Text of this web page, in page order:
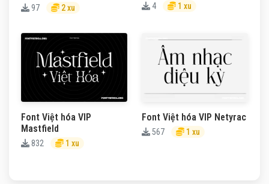
97 2 xu 4 1 xu
Font Việt hóa VIP
Mastfield
832 1 xu
Font Việt hóa VIP Netyrac
567 1 xu